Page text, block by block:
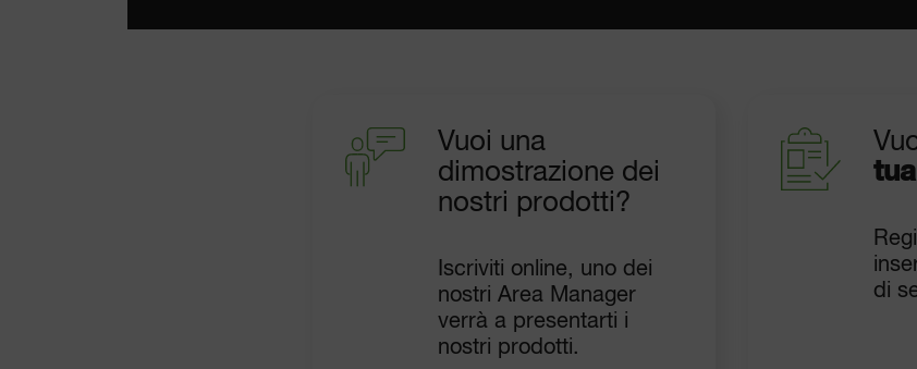
Vuoi una
dimostrazione dei
nostri prodotti?
Iscriviti online, uno dei
nostri Area Manager
verrà a presentarti i
nostri prodotti.
di